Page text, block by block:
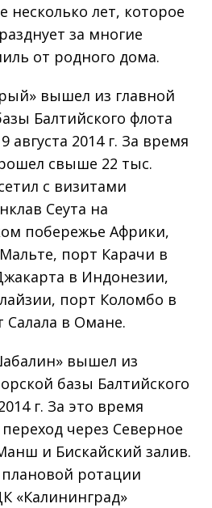
несколько лет, которое
за многие
от родного дома.
вышел из главной
Балтийского флота
августа 2014 г. За время
свыше 22 тыс.
с визитами
Сеута на
побережье Африки,
порт Карачи в
в Индонезии,
порт Коломбо в
в Омане.
вышел из
базы Балтийского
г. За это время
через Северное
и Бискайский залив.
ротации
«Калининград»